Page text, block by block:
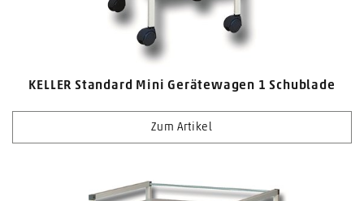
KELLER Standard Mini Gerätewagen 1 Schublade
Zum Artikel